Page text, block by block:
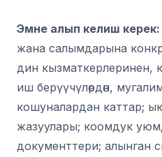
Эмне алып келиш керек:
жана салымдарына
дин кызматкерлеринен,
иш берүүчүлөрдөн,
кошуналардан каттар;
жазуулары; коомдук
документтери; алынган